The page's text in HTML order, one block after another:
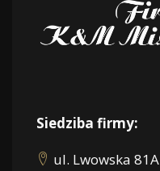
Siedziba firmy:
ul. Lwowska 81A